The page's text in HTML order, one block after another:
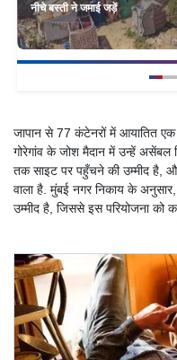
नीचे बस्ती ने जमाई जड़ें
जापान से 77 कंटेनरों में आयातित
गोरेगांव के जोश मैदान में उन्हें असेंबल
तक साइट पर पहुँचने की उम्मीद है,
वाला है. मुंबई नगर निकाय के
उम्मीद है, जिससे इस परियोजना को